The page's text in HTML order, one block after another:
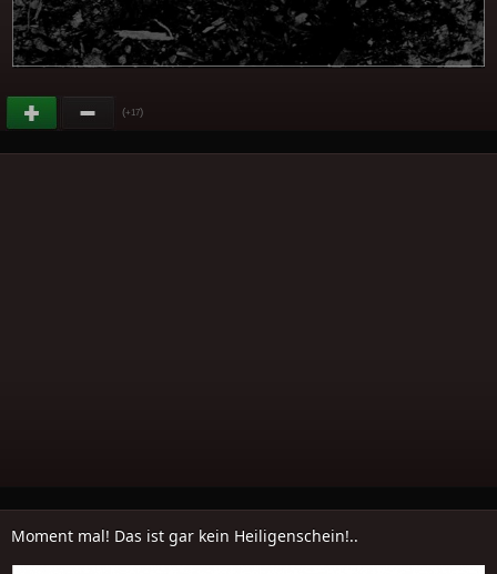
(+17)
Moment mal! Das ist gar kein Heiligenschein!..